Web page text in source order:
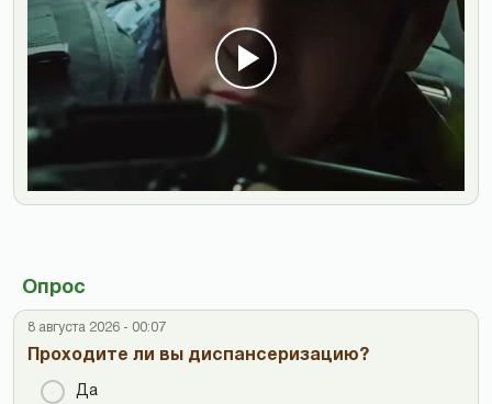
Опрос
8 августа 2026 - 00:07
Проходите ли вы диспансеризацию?
Да